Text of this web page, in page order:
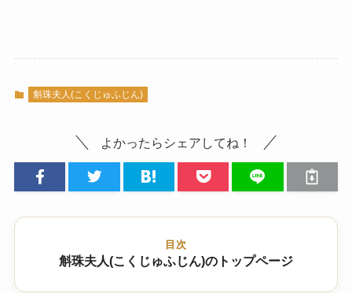
斛珠夫人(こくじゅふじん)
よかったらシェアしてね！
目次
斛珠夫人(こくじゅふじん)のトップページ